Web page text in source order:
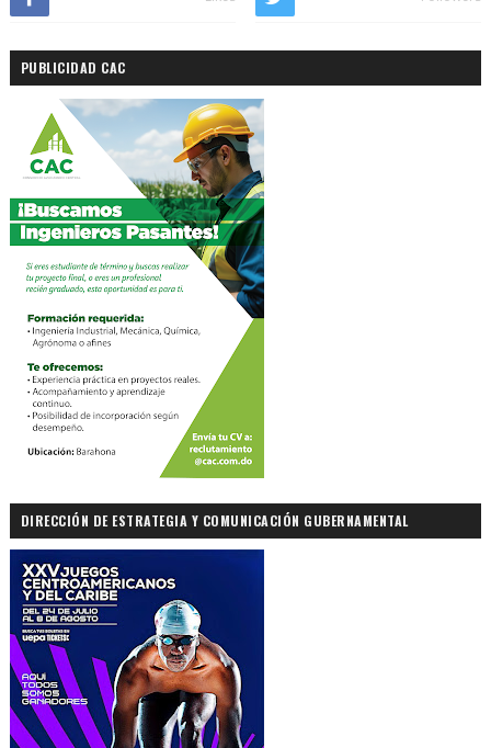
PUBLICIDAD CAC
DIRECCIÓN DE ESTRATEGIA Y COMUNICACIÓN GUBERNAMENTAL